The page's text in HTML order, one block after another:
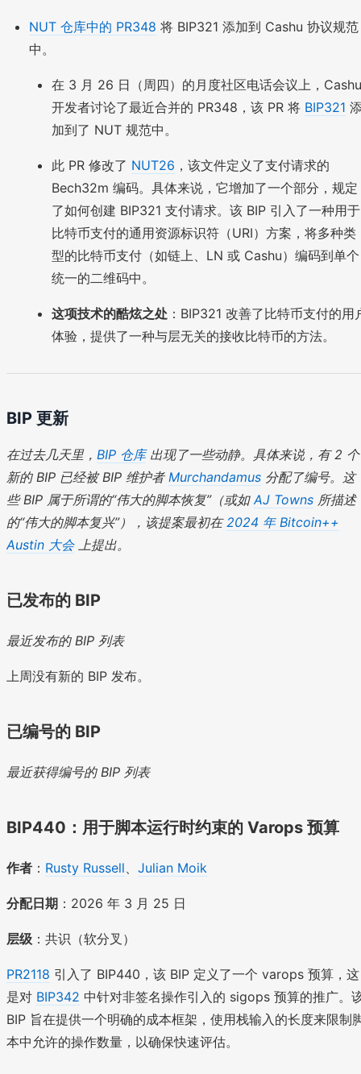
NUT 仓库中的 PR348 将 BIP321 添加到 Cashu 协议规范
中。
在 3 月 26 日（周四）的月度社区电话会议上，Cashu
开发者讨论了最近合并的 PR348，该 PR 将 BIP321
加到了 NUT 规范中。
此 PR 修改了 NUT26 ，该文件定义了支付请求的
Bech32m 编码。具体来说，它增加了一个部分，规定
了如何创建 BIP321 支付请求。该 BIP 引入了一种用于
比特币支付的通用资源标识符（URI）方案，将多种类
型的比特币支付（如链上、LN 或 Cashu）编码到单个
统一的二维码中。
这项技术的酷炫之处 ：BIP321 改善了比特币支付的用
体验，提供了一种与层无关的接收比特币的方法。
BIP 更新
在过去几天里， BIP 仓库出现了一些动静。具体来说，有 2 个
新的 BIP 已经被 BIP 维护者 Murchandamus 分配了编号。这
些 BIP 属于所谓的“伟大的脚本恢复”（或如 AJ Towns 所描述
的“伟大的脚本复兴”），该提案最初在 2024 年 Bitcoin++
Austin 大会上提出。
已发布的 BIP
最近发布的 BIP 列表
上周没有新的 BIP 发布。
已编号的 BIP
最近获得编号的 BIP 列表
BIP440：用于脚本运行时约束的 Varops 预算
作者 ： Rusty Russell Julian Moik
分配日期 ：2026 年 3 月 25 日
层级 ：共识（软分叉）
PR2118 引入了 BIP440，该 BIP 定义了一个 varops 预算，这
是对 BIP342 中针对非签名操作引入的 sigops 预算的推广。
BIP 旨在提供一个明确的成本框架，使用栈输入的长度来限制
本中允许的操作数量，以确保快速评估。